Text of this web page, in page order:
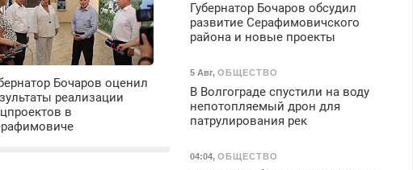
Бочаров оценил
реализации
в
Губернатор Бочаров обсудил
развитие Серафимовичского
района и новые проекты
5 Авг, ОБЩЕСТВО
В Волгограде спустили на воду
непотопляемый дрон для
патрулирования рек
04:04, ОБЩЕСТВО